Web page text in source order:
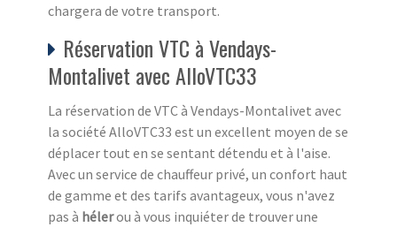
chargera de votre transport.
Réservation VTC à Vendays-
Montalivet avec AlloVTC33
La réservation de VTC à Vendays-Montalivet avec
la société AlloVTC33 est un excellent moyen de se
déplacer tout en se sentant détendu et à l'aise.
Avec un service de chauffeur privé, un confort haut
de gamme et des tarifs avantageux, vous n'avez
pas à hélerou à vous inquiéter de trouver une